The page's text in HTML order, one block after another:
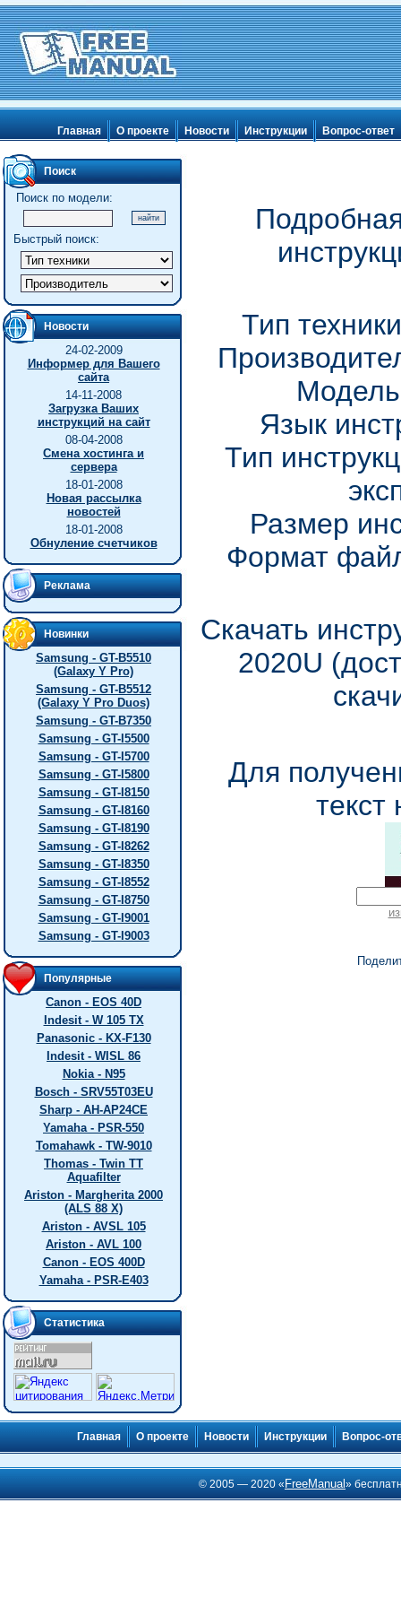
Главная О проекте Новости Инструкции Вопрос-ответ
Поиск
Поиск по модели:
Быстрый поиск:
Новости
24-02-2009
Информер для Вашего
сайта
14-11-2008
Загрузка Ваших
инструкций на сайт
08-04-2008
Смена хостинга и
сервера
18-01-2008
Новая рассылка
новостей
18-01-2008
Обнуление счетчиков
Реклама
Новинки
Samsung - GT-B5510
(Galaxy Y Pro)
Samsung - GT-B5512
(Galaxy Y Pro Duos)
Samsung - GT-B7350
Samsung - GT-I5500
Samsung - GT-I5700
Samsung - GT-I5800
Samsung - GT-I8150
Samsung - GT-I8160
Samsung - GT-I8190
Samsung - GT-I8262
Samsung - GT-I8350
Samsung - GT-I8552
Samsung - GT-I8750
Samsung - GT-I9001
Samsung - GT-I9003
Популярные
Canon - EOS 40D
Indesit - W 105 TX
Panasonic - KX-F130
Indesit - WISL 86
Nokia - N95
Bosch - SRV55T03EU
Sharp - AH-AP24CE
Yamaha - PSR-550
Tomahawk - TW-9010
Thomas - Twin TT
Aquafilter
Ariston - Margherita 2000
(ALS 88 X)
Ariston - AVSL 105
Ariston - AVL 100
Canon - EOS 400D
Yamaha - PSR-E403
Статистика
Тип
Язык
Тип
Размер
Формат
Скачать
2020U
Для
текст
Главная О проекте Новости Инструкции Вопрос-
© 2005 — 2020 « FreeManual»